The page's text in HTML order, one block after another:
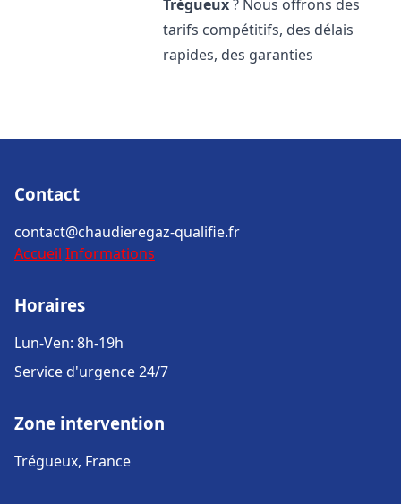
Trégueux? Nous offrons des
tarifs compétitifs, des délais
rapides, des garanties
Contact
contact@chaudieregaz-qualifie.fr
Accueil Informations
Horaires
Lun-Ven: 8h-19h
Service d'urgence 24/7
Zone intervention
Trégueux, France